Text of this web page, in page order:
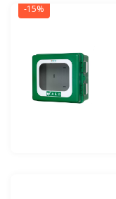
-15%